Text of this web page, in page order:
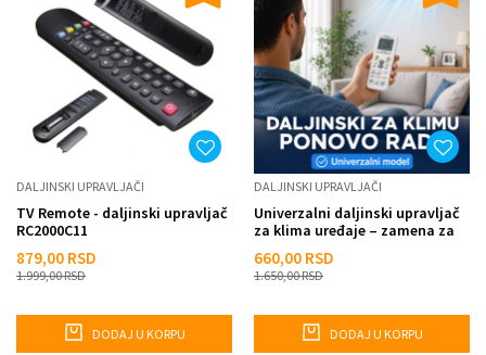
DALJINSKI UPRAVLJAČI
TV Remote - daljinski upravljač
RC2000C11
879,00 RSD
1.999,00RSD
DODAJ U KORPU
DALJINSKI UPRAVLJAČI
Univerzalni daljinski upravljač
za klima uređaje – zamena za
660,00 RSD
1.650,00RSD
DODAJ U KORPU